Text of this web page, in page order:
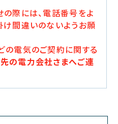
際には、電話番号をよ
け間違いのないようお願
電気のご契約に関する
の電力会社さまへご連